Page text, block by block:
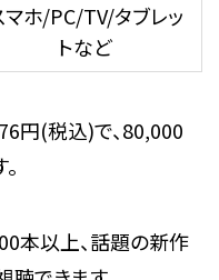
マホ/PC/TV/タブレッ
トなど
円(税込)で、80,000
本以上、話題の新作